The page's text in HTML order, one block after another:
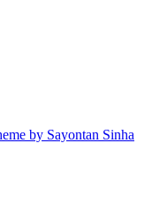
by Sayontan Sinha